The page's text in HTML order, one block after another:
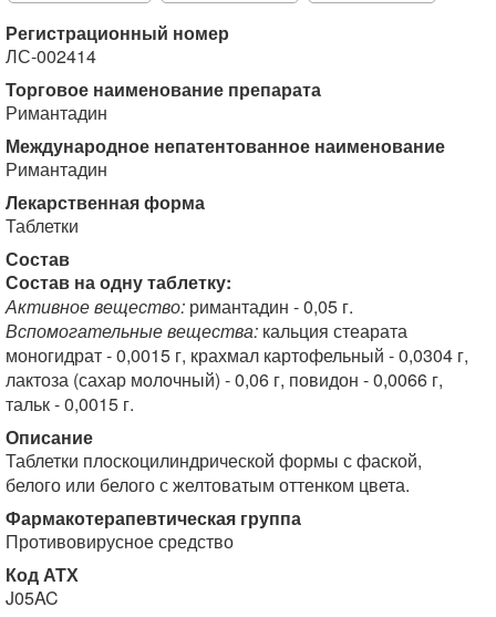
Регистрационный номер
ЛС-002414
Торговое наименование препарата
Римантадин
Международное непатентованное наименование
Римантадин
Лекарственная форма
Таблетки
Состав
Состав на одну таблетку:
Активное вещество: римантадин - 0,05 г.
Вспомогательные вещества: кальция стеарата
моногидрат - 0,0015 г, крахмал картофельный - 0,0304 г,
лактоза (сахар молочный) - 0,06 г, повидон - 0,0066 г,
тальк - 0,0015 г.
Описание
Таблетки плоскоцилиндрической формы с фаской,
белого или белого с желтоватым оттенком цвета.
Фармакотерапевтическая группа
Противовирусное средство
Код АТХ
J05AC